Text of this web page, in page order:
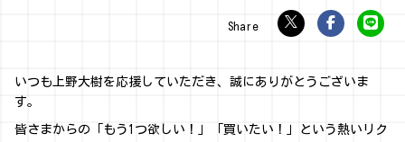
いつも上野大樹を応援していただき、誠にありがとうございま
す。
皆さまからの「もう1つ欲しい！」「買いたい！」という熱いリク